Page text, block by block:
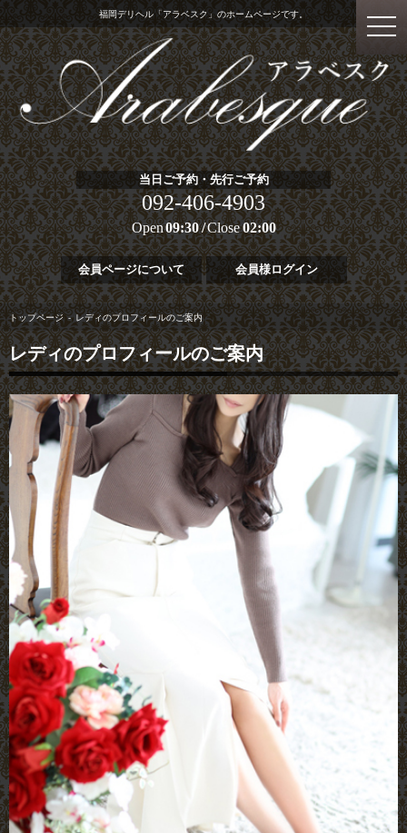
福岡デリヘル「アラベスク」のホームページです。
当日ご予約・先行ご予約
092-406-4903
Open09:30 Close02:00
会員ページについて 会員様ログイン
トップページ レディのプロフィールのご案内
レディのプロフィールのご案内